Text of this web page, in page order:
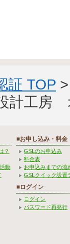
証 TOP
計工房
？
動
■お申し込み・料金
GSLのお申込み
料金表
お申込みまでの流
GSLクイック設置
■ログイン
ログイン
パスワード再発行